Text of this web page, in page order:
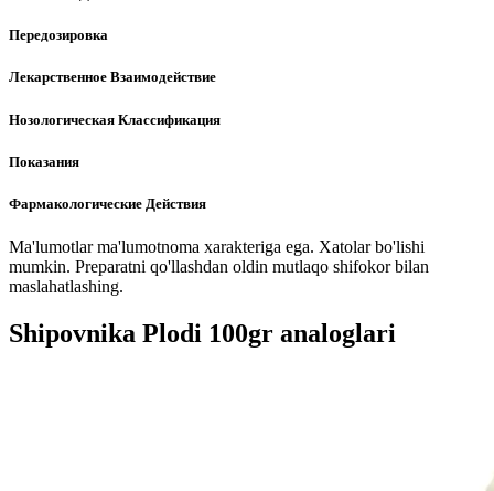
Передозировка
Лекарственное Взаимодействие
Нозологическая Классификация
Показания
Фармакологические Действия
Ma'lumotlar ma'lumotnoma xarakteriga ega. Xatolar bo'lishi
mumkin. Preparatni qo'llashdan oldin mutlaqo shifokor bilan
maslahatlashing.
Shipovnika Plodi 100gr analoglari